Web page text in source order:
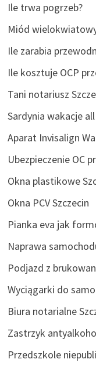
Ile trwa pogrzeb?
Miód
Ile zarabia
Ile kosztuje OCP
Tani notariusz
Sardynia wakacje
Aparat Invisalign
Ubezpieczenie OC
Okna plastikowe
Okna PCV Szczecin
Pianka eva jak
Naprawa
Podjazd z
Wyciągarki do
Biura notarialne
Zastrzyk
Przedszkole